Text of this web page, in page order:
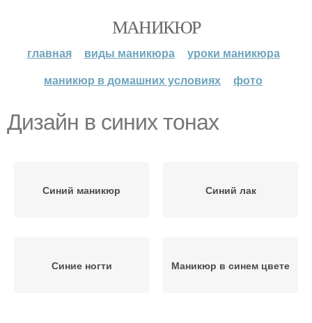
МАНИКЮР
главная виды маникюра
уроки маникюра
маникюр в домашних условиях
фото
Дизайн в синих тонах
Синий маникюр Синий лак
Синие ногти Маникюр в синем цвете